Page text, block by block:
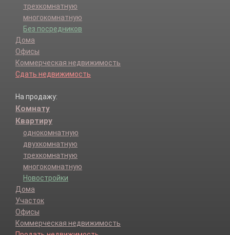
Трахонеево кв-л.
Усково кв-л.
Филино кв-л.
Фирсановка мкр.
Форелевое х-во Сходня п.
Шереметьево Международный Аэропорт тер.
Шереметьево-2 тер.
Яковлево кв-л.
трехкомнатную
многокомнатную
Без посредников
Дома
Офисы
Коммерческая недвижимость
Сдать недвижимость
На продажу:
Комнату
Квартиру
однокомнатную
двухкомнатную
трехкомнатную
многокомнатную
Новостройки
Дома
Участок
Офисы
Коммерческая недвижимость